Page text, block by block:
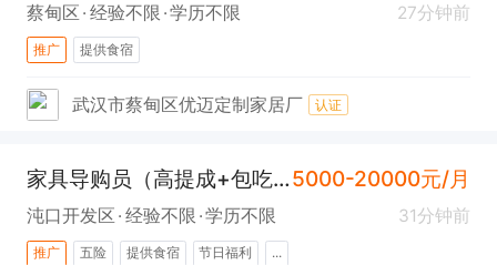
蔡甸区 经验不限 学历不限 27分钟前
推广 提供食宿
武汉市蔡甸区优迈定制家居厂 认证
家具导购员（高提成+包吃住+社保+沌口)5000-20000元/月
沌口开发区 经验不限 学历不限 31分钟前
推广 五险 提供食宿 节日福利 ...